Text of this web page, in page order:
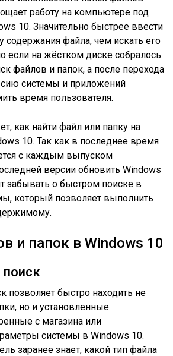
работу на компьютере под
10. Значительно быстрее ввести
содержания файла, чем искать его
если на жёстком диске собралось
файлов и папок, а после перехода
системы и приложений
время пользователя.
как найти файл или папку на
10. Так как в последнее время
с каждым выпуском
версии обновить Windows
забывать о быстром поиске в
который позволяет выполнить
и папок в Windows 10
позволяет быстро находить не
но и установленные
с магазина или
системы в Windows 10.
заранее знает, какой тип файла